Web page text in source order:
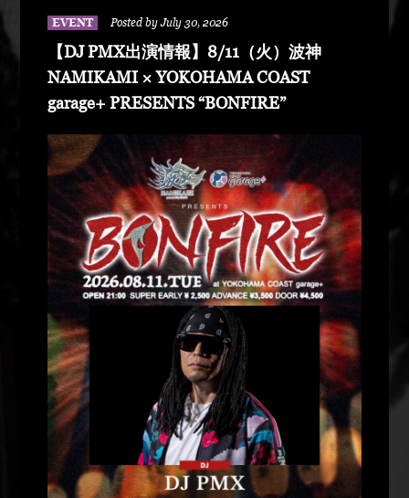
EVENT Posted by July 30, 2026
【DJ PMX出演情報】8/11（火）波神
NAMIKAMI × YOKOHAMA COAST
garage+ PRESENTS “BONFIRE”